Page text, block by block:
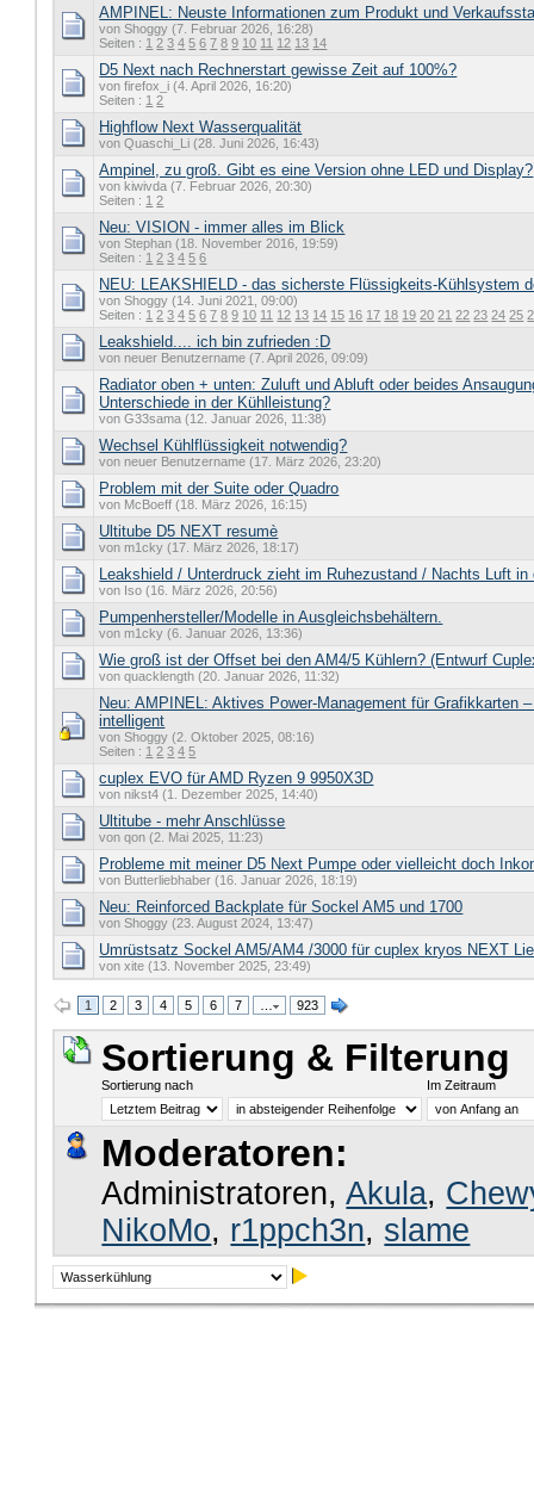
AMPINEL: Neuste Informationen zum Produkt und
von Shoggy (7. Februar 2026, 16:28)
Seiten : 1 2 3 4 5 6 7 8 9 10 11 12 13 14
D5 Next nach Rechnerstart gewisse Zeit auf 100%?
von firefox_i (4. April 2026, 16:20)
Seiten : 1 2
Highflow Next Wasserqualität
von Quaschi_Li (28. Juni 2026, 16:43)
Ampinel, zu groß. Gibt es eine Version ohne LED und Display?
von kiwivda (7. Februar 2026, 20:30)
Seiten : 1 2
Neu: VISION - immer alles im Blick
von Stephan (18. November 2016, 19:59)
Seiten : 1 2 3 4 5 6
NEU: LEAKSHIELD - das sicherste Flüssigkeits-Kühlsystem
von Shoggy (14. Juni 2021, 09:00)
Seiten : 1 2 3 4 5 6 7 8 9 10 11 12 13 14 15 16 17 18 19 20 21 22 23 24 25
Leakshield.... ich bin zufrieden :D
von neuer Benutzername (7. April 2026, 09:09)
Radiator oben + unten: Zuluft und Abluft oder beides
Unterschiede in der Kühlleistung?
von G33sama (12. Januar 2026, 11:38)
Wechsel Kühlflüssigkeit notwendig?
von neuer Benutzername (17. März 2026, 23:20)
Problem mit der Suite oder Quadro
von McBoeff (18. März 2026, 16:15)
Ultitube D5 NEXT resumè
von m1cky (17. März 2026, 18:17)
Leakshield / Unterdruck zieht im Ruhezustand / Nachts Luft in
von Iso (16. März 2026, 20:56)
Pumpenhersteller/Modelle in Ausgleichsbehältern.
von m1cky (6. Januar 2026, 13:36)
Wie groß ist der Offset bei den AM4/5 Kühlern? (Entwurf
von quacklength (20. Januar 2026, 11:32)
Neu: AMPINEL: Aktives Power-Management für Grafikkarten
intelligent
von Shoggy (2. Oktober 2025, 08:16)
Seiten : 1 2 3 4 5
cuplex EVO für AMD Ryzen 9 9950X3D
von nikst4 (1. Dezember 2025, 14:40)
Ultitube - mehr Anschlüsse
von qon (2. Mai 2025, 11:23)
Probleme mit meiner D5 Next Pumpe oder vielleicht doch
von Butterliebhaber (16. Januar 2026, 18:19)
Neu: Reinforced Backplate für Sockel AM5 und 1700
von Shoggy (23. August 2024, 13:47)
Umrüstsatz Sockel AM5/AM4 /3000 für cuplex kryos NEXT
von xite (13. November 2025, 23:49)
1 2 3 4 5 6 7 … 923
Sortierung & Filterung
Sortierung nach Im Zeitraum
Moderatoren:
Administratoren,Akula,
NikoMo, r1ppch3n, slame